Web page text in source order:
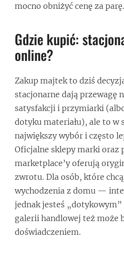
mocno obniżyć cenę za parę.
Gdzie kupić:
online?
Zakup majtek to dziś
stacjonarne dają przewagę
satysfakcji i przymiarki
dotyku materiału), ale to w
największy wybór i często
Oficjalne sklepy marki oraz
marketplace’y oferują
zwrotu. Dla osób, które
wychodzenia z domu —
jednak jesteś „dotykowym”
galerii handlowej też może
doświadczeniem.